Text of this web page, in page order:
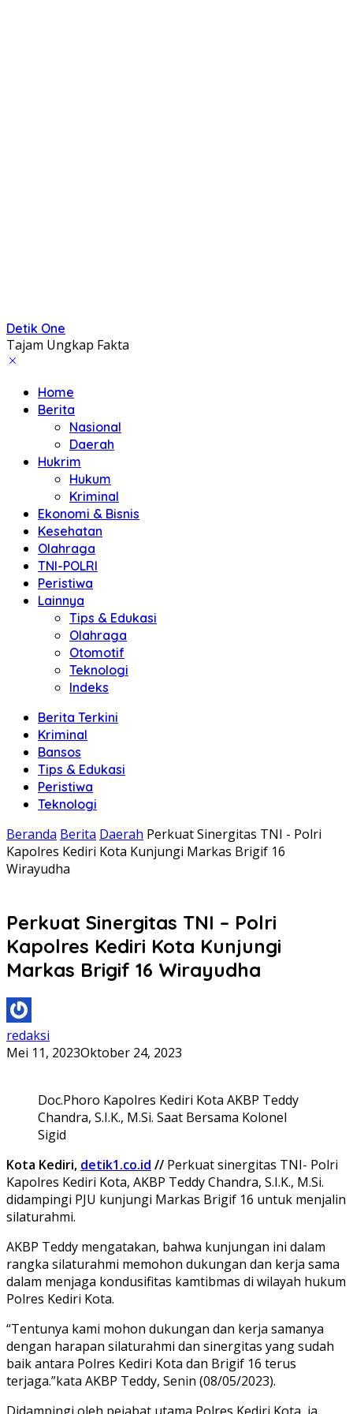
Detik One
Tajam Ungkap Fakta
Home
Berita
Nasional
Daerah
Hukrim
Hukum
Kriminal
Ekonomi & Bisnis
Kesehatan
Olahraga
TNI-POLRI
Peristiwa
Lainnya
Tips & Edukasi
Olahraga
Otomotif
Teknologi
Indeks
Berita Terkini
Kriminal
Bansos
Tips & Edukasi
Peristiwa
Teknologi
Beranda Berita Daerah Perkuat Sinergitas TNI - Polri
Kapolres Kediri Kota Kunjungi Markas Brigif 16
Wirayudha
Perkuat Sinergitas TNI – Polri
Kapolres Kediri Kota Kunjungi
Markas Brigif 16 Wirayudha
redaksi
Mei 11, 2023Oktober 24, 2023
Doc.Phoro Kapolres Kediri Kota AKBP Teddy
Chandra, S.I.K., M.Si. Saat Bersama Kolonel
Sigid
Kota Kediri, detik1.co.id // Perkuat sinergitas TNI- Polri
Kapolres Kediri Kota, AKBP Teddy Chandra, S.I.K., M.Si.
didampingi PJU kunjungi Markas Brigif 16 untuk menjalin
silaturahmi.
AKBP Teddy mengatakan, bahwa kunjungan ini dalam
rangka silaturahmi memohon dukungan dan kerja sama
dalam menjaga kondusifitas kamtibmas di wilayah hukum
Polres Kediri Kota.
“Tentunya kami mohon dukungan dan kerja samanya
dengan harapan silaturahmi dan sinergitas yang sudah
baik antara Polres Kediri Kota dan Brigif 16 terus
terjaga.”kata AKBP Teddy, Senin (08/05/2023).